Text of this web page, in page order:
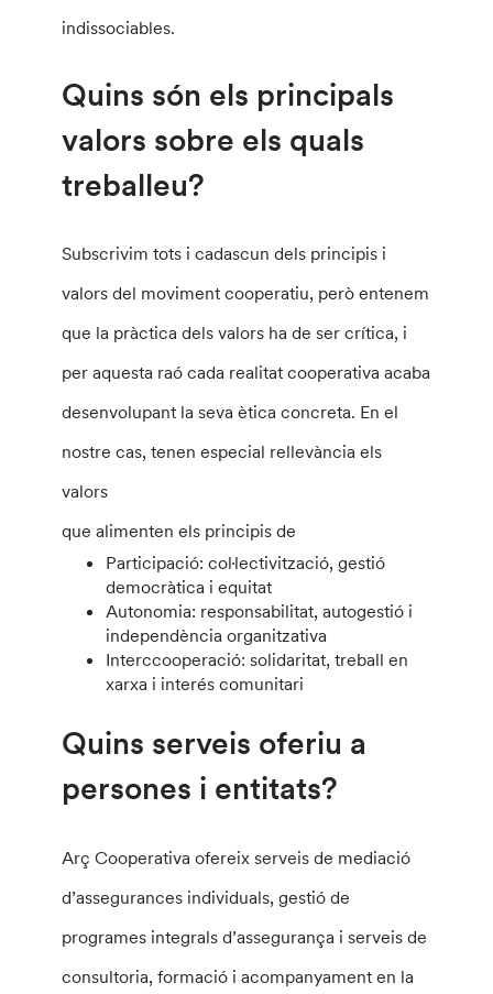
indissociables.
Quins són els principals
valors sobre els quals
treballeu?
Subscrivim tots i cadascun dels principis i
valors del moviment cooperatiu, però entenem
que la pràctica dels valors ha de ser crítica, i
per aquesta raó cada realitat cooperativa acaba
desenvolupant la seva ètica concreta. En el
nostre cas, tenen especial rellevància els
valors
que alimenten els principis de
Participació: col·lectivització, gestió
democràtica i equitat
Autonomia: responsabilitat, autogestió i
independència organitzativa
Interccooperació: solidaritat, treball en
xarxa i interés comunitari
Quins serveis oferiu a
persones i entitats?
Arç Cooperativa ofereix serveis de mediació
d’assegurances individuals, gestió de
programes integrals d’assegurança i serveis de
consultoria, formació i acompanyament en la